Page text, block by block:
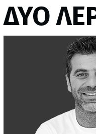
ΔΥΟ